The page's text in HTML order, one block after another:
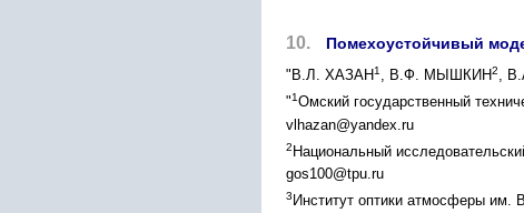
10. Помехоустойчивый
"В.Л. ХАЗАН1 , В.Ф. МЫШКИН2,
"1Омский государственный
vlhazan@yandex.ru
2 Национальный
gos100@tpu.ru
3 Институт оптики атмосферы